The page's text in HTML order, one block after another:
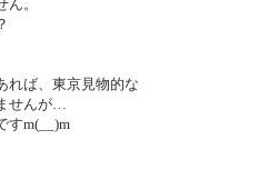
。
れば、東京見物的な
せんが…
すm(__)m